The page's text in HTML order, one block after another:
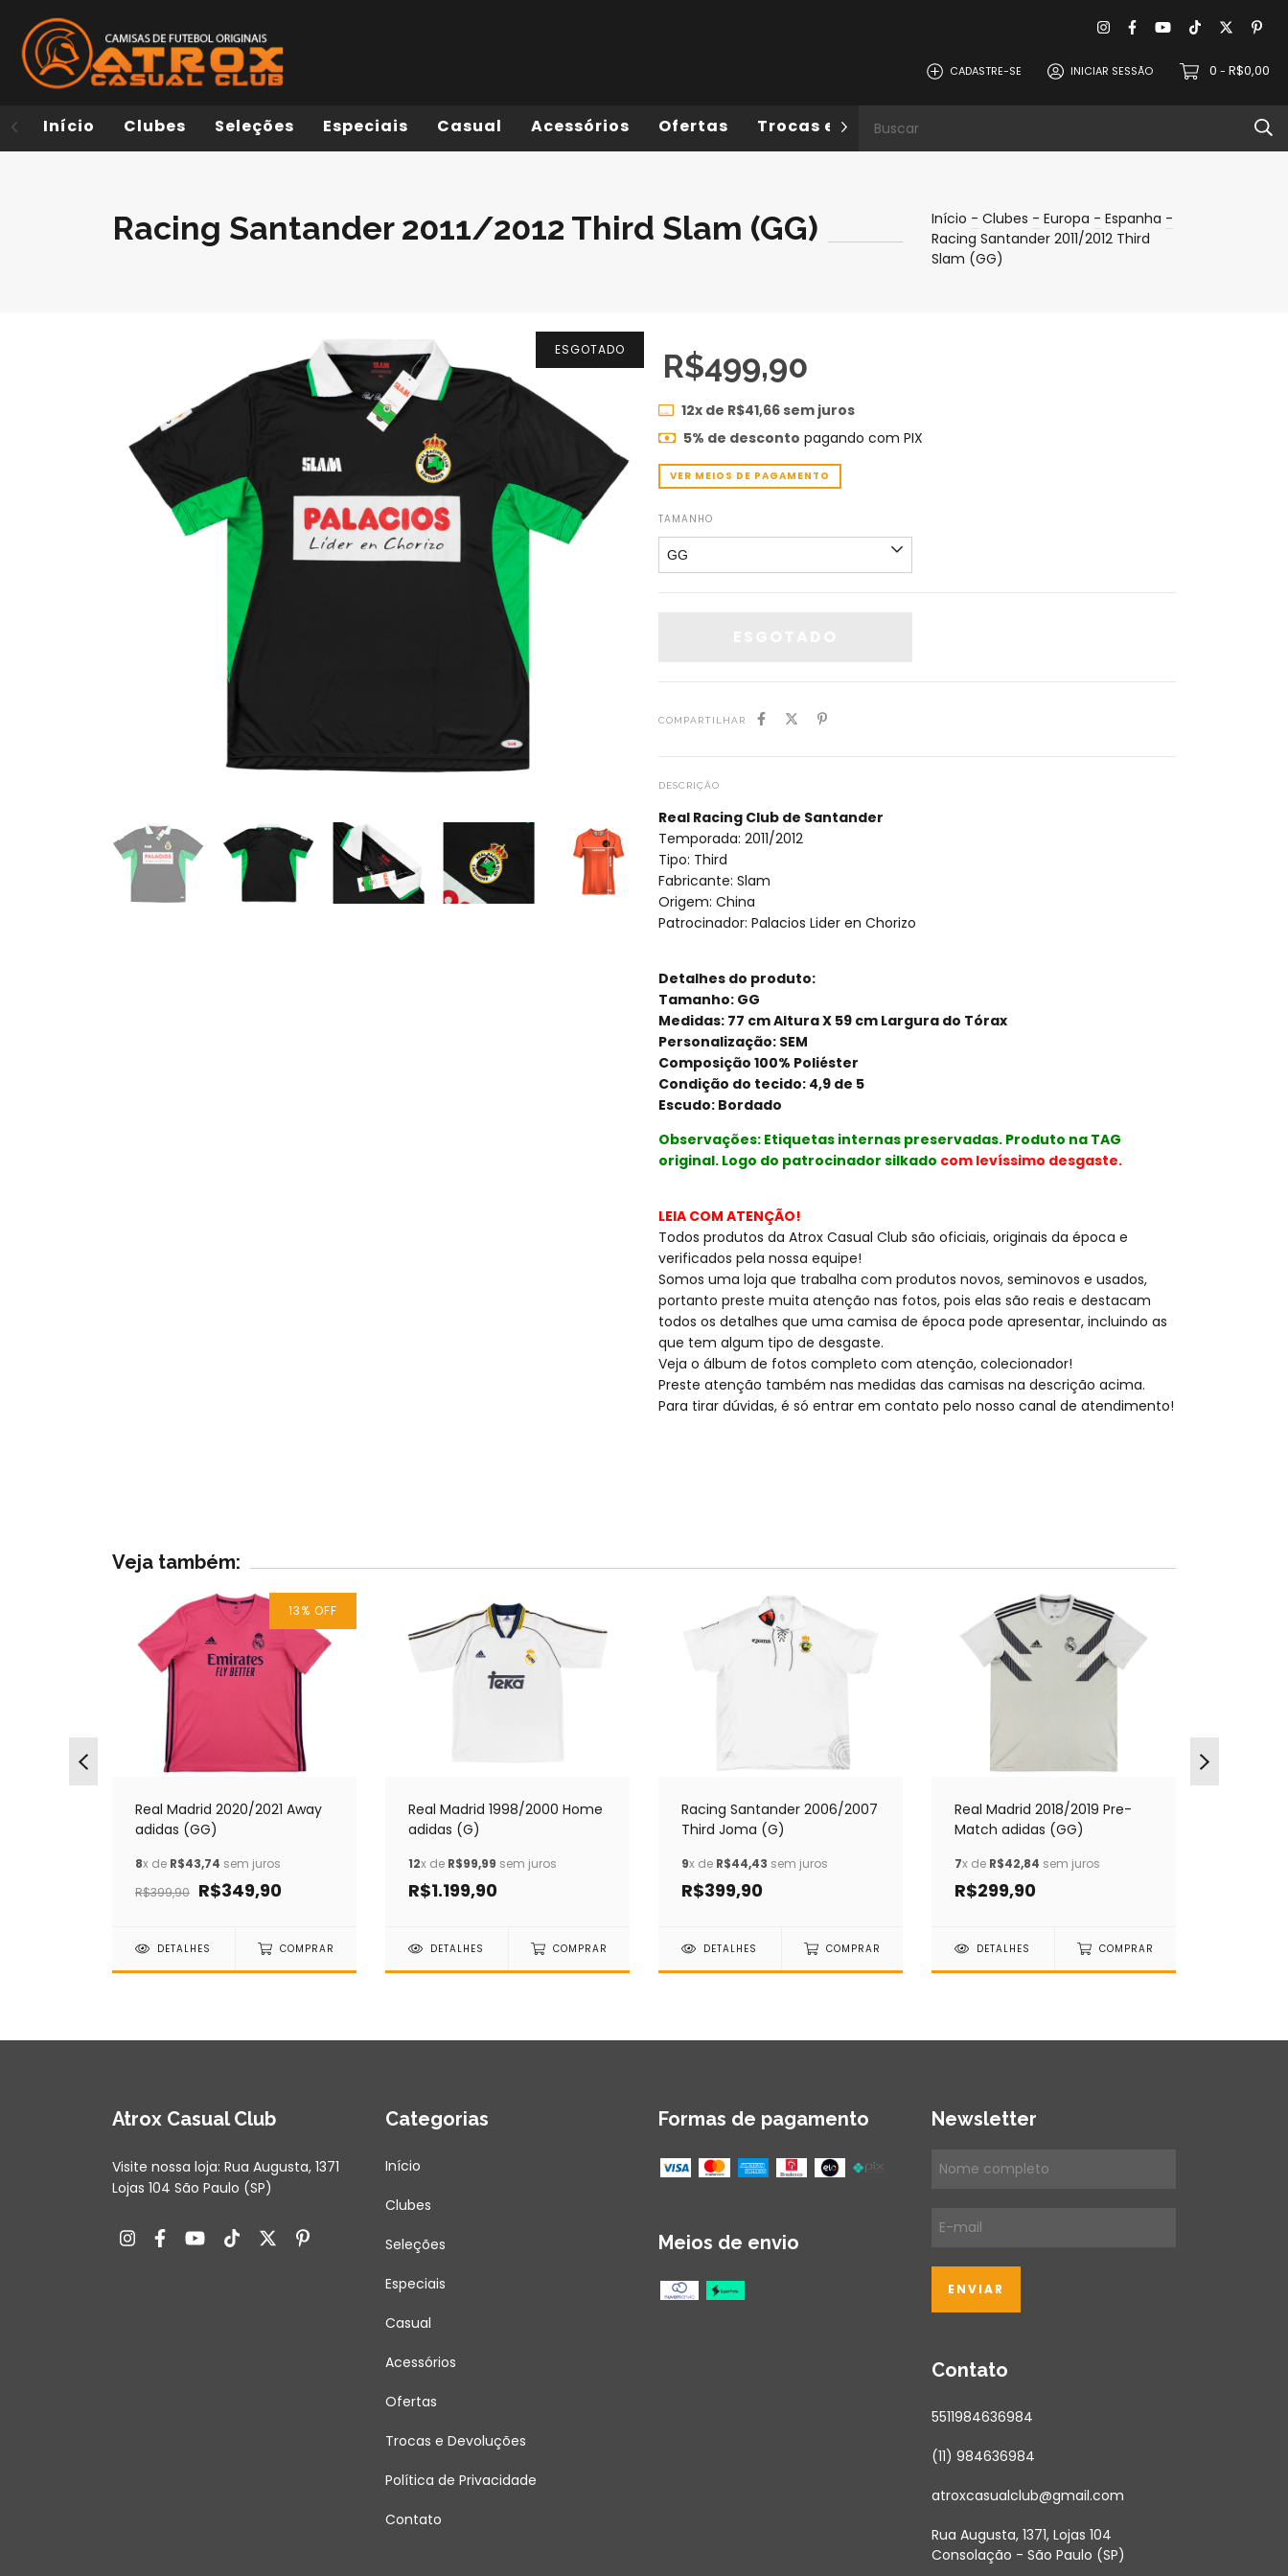
CADASTRE-SE INICIAR SESSÃO 0 - R$0,00
Início Clubes Seleções Especiais Casual Acessórios Ofertas Trocas e Devoluções
Racing Santander 2011/2012 Third Slam (GG) Início - Clubes - Europa - Espanha -
Racing Santander 2011/2012 Third
Slam (GG)
ESGOTADO R$499,90
12x de R$41,66sem juros
5% de desconto pagando com PIX
VER MEIOS DE PAGAMENTO
TAMANHO
COMPARTILHAR
DESCRIÇÃO
Real Racing Club de Santander
Temporada: 2011/2012
Tipo: Third
Fabricante: Slam
Origem: China
Patrocinador: Palacios Lider en Chorizo
Detalhes do produto:
Tamanho: GG
Medidas: 77 cm Altura X 59 cm Largura do Tórax
Personalização: SEM
Composição 100% Poliéster
Condição do tecido: 4,9 de 5
Escudo: Bordado
Observações: Etiquetas internas preservadas. Produto na TAG
original. Logo do patrocinador silkado com levíssimo desgaste.
LEIA COM ATENÇÃO!
Todos produtos da Atrox Casual Club são oficiais, originais da época e
verificados pela nossa equipe!
Somos uma loja que trabalha com produtos novos, seminovos e usados,
portanto preste muita atenção nas fotos, pois elas são reais e destacam
todos os detalhes que uma camisa de época pode apresentar, incluindo as
que tem algum tipo de desgaste.
Veja o álbum de fotos completo com atenção, colecionador!
Preste atenção também nas medidas das camisas na descrição acima.
Para tirar dúvidas, é só entrar em contato pelo nosso canal de atendimento!
Veja também:
13% OFF
Real Madrid 2020/2021 Away
adidas (GG)
8x de R$43,74 sem juros
R$399,90 R$349,90
DETALHES COMPRAR
Real Madrid 1998/2000 Home
adidas (G)
12x de R$99,99 sem juros
R$1.199,90
DETALHES COMPRAR
Racing Santander 2006/2007
Third Joma (G)
9x de R$44,43 sem juros
R$399,90
DETALHES COMPRAR
Real Madrid 2018/2019 Pre-
Match adidas (GG)
7x de R$42,84 sem juros
R$299,90
DETALHES COMPRAR
Atrox Casual Club
Visite nossa loja: Rua Augusta, 1371
Lojas 104 São Paulo (SP)
Categorias
Início
Clubes
Seleções
Especiais
Casual
Acessórios
Ofertas
Trocas e Devoluções
Política de Privacidade
Contato
Formas de pagamento
Meios de envio
Newsletter
Contato
5511984636984
(11) 984636984
atroxcasualclub@gmail.com
Rua Augusta, 1371, Lojas 104
Consolação - São Paulo (SP)